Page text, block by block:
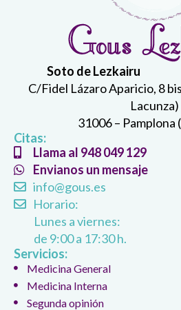
Soto de Lezkairu
C/Fidel Lázaro Aparicio, 8
Lacunza)
31006 – Pamplona
Citas:
Llama al 948 049 129
Envianos un mensaje
info@gous.es
Horario:
Lunes a viernes:
de 9:00 a 17:30 h.
Servicios:
Medicina General
Medicina Interna
Segunda opinión